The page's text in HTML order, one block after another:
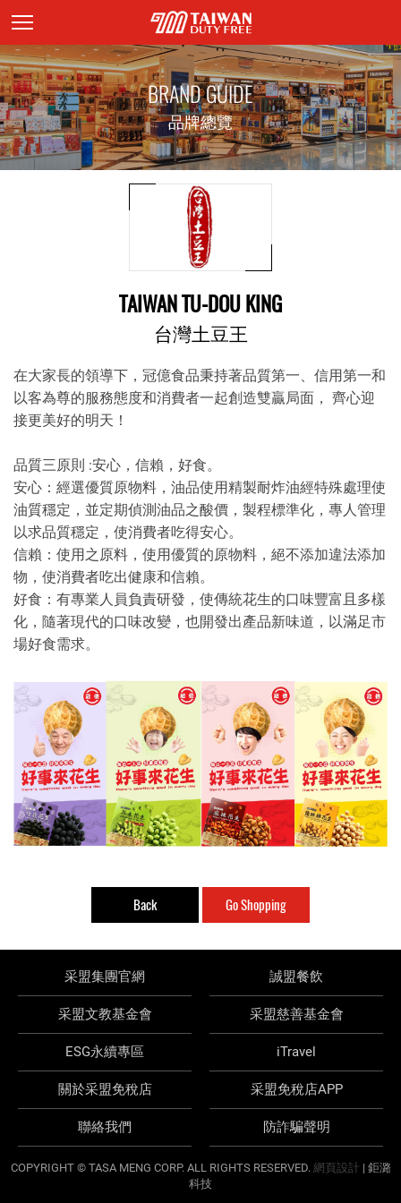
頁面主標題
BRAND GUIDE
品牌總覽
TAIWAN TU-DOU KING
台灣土豆王
在大家長的領導下，冠億食品秉持著品質第一、信用第一和
以客為尊的服務態度和消費者一起創造雙贏局面， 齊心迎
接更美好的明天！
品質三原則 :安心，信賴，好食。
安心：經選優質原物料，油品使用精製耐炸油經特殊處理使
油質穩定，並定期偵測油品之酸價，製程標準化，專人管理
以求品質穩定，使消費者吃得安心。
信賴：使用之原料，使用優質的原物料，絕不添加違法添加
物，使消費者吃出健康和信賴。
好食：有專業人員負責研發，使傳統花生的口味豐富且多樣
化，隨著現代的口味改變，也開發出產品新味道，以滿足市
場好食需求。
Back Go Shopping
采盟集團官網 誠盟餐飲
采盟文教基金會 采盟慈善基金會
ESG永續專區 iTravel
關於采盟免稅店 采盟免稅店APP
聯絡我們 防詐騙聲明
COPYRIGHT © TASA MENG CORP. ALL RIGHTS RESERVED. 網頁設計 | 鉅潞
科技